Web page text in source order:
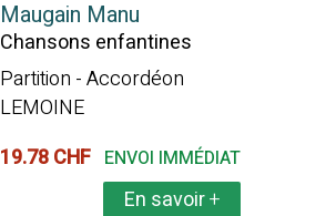
Maugain Manu
Chansons enfantines
Partition - Accordéon
LEMOINE
19.78 CHF ENVOI IMMÉDIAT
En savoir+